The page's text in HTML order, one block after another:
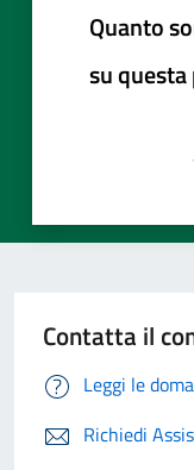
Quanto
su
Contatta il
Leggi le
Richiedi